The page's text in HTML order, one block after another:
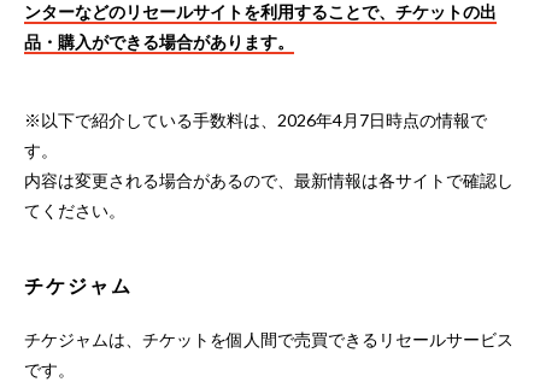
ンターなどのリセールサイトを利用することで、チケットの出
品・購入ができる場合があります。
※以下で紹介している手数料は、2026年4月7日時点の情報で
す。
内容は変更される場合があるので、最新情報は各サイトで確認し
てください。
チケジャム
チケジャムは、チケットを個人間で売買できるリセールサービス
です。